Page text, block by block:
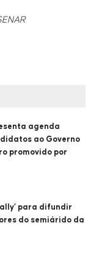
agenda
ao Governo
promovido por
para difundir
do semiárido da